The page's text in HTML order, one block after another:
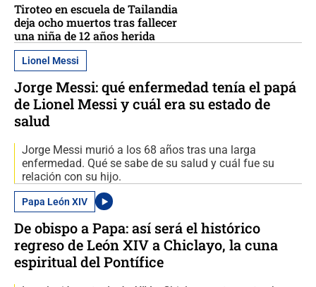
Tiroteo en escuela de Tailandia
deja ocho muertos tras fallecer
una niña de 12 años herida
Lionel Messi
Jorge Messi: qué enfermedad tenía el papá
de Lionel Messi y cuál era su estado de
salud
Jorge Messi murió a los 68 años tras una larga
enfermedad. Qué se sabe de su salud y cuál fue su
relación con su hijo.
Papa León XIV
De obispo a Papa: así será el histórico
regreso de León XIV a Chiclayo, la cuna
espiritual del Pontífice